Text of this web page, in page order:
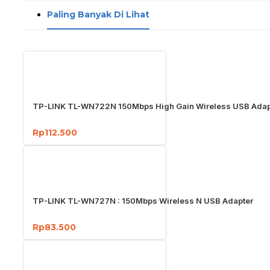
Paling Banyak Di Lihat
TP-LINK TL-WN722N 150Mbps High Gain Wireless USB
Rp112.500
TP-LINK TL-WN727N : 150Mbps Wireless N USB Adapter
Rp83.500